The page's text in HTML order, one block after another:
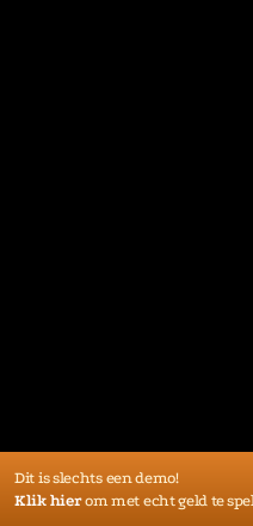
Dit is slechts een demo!
Klik hierom met echt geld te